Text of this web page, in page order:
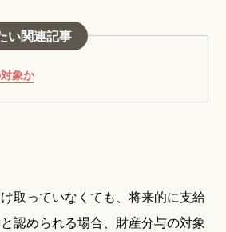
い関連記事
象か
取っていなくても、将来的に支給
認められる場合、財産分与の対象